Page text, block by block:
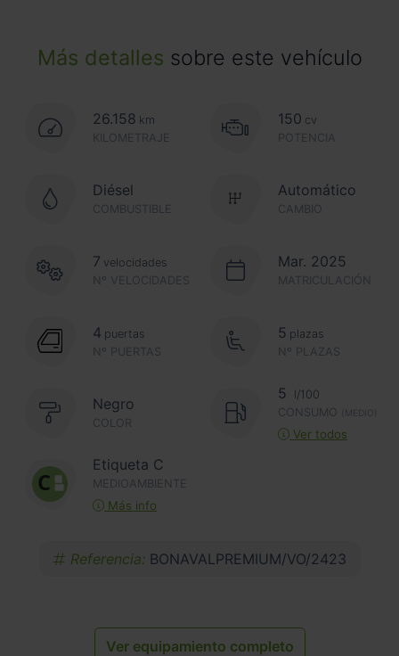
Más detalles sobre este vehículo
26.158 km
KILOMETRAJE
150 cv
POTENCIA
Diésel
COMBUSTIBLE CAMBIO
Automático
Nº VELOCIDADES
7 velocidades Mar. 2025
MATRICULACIÓN
Nº PUERTAS
4 puertas
Nº PLAZAS
5 plazas
Negro
COLOR
5
l/100
CONSUMO
(MEDIO)
Ver todos
Etiqueta C
MEDIOAMBIENTE
Más info
Referencia: BONAVALPREMIUM/VO/2423
Ver equipamiento completo